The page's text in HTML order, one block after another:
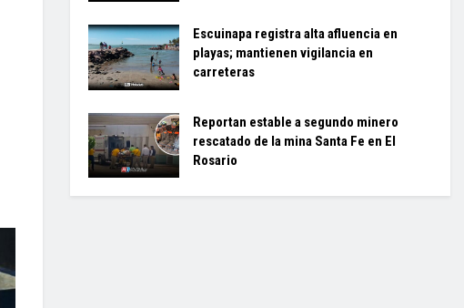
Escuinapa registra alta afluencia en
playas; mantienen vigilancia en
carreteras
Reportan estable a segundo minero
rescatado de la mina Santa Fe en El
Rosario